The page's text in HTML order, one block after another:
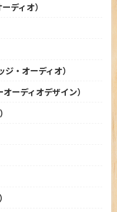
ディオ）
・オーディオ）
ーディオデザイン）